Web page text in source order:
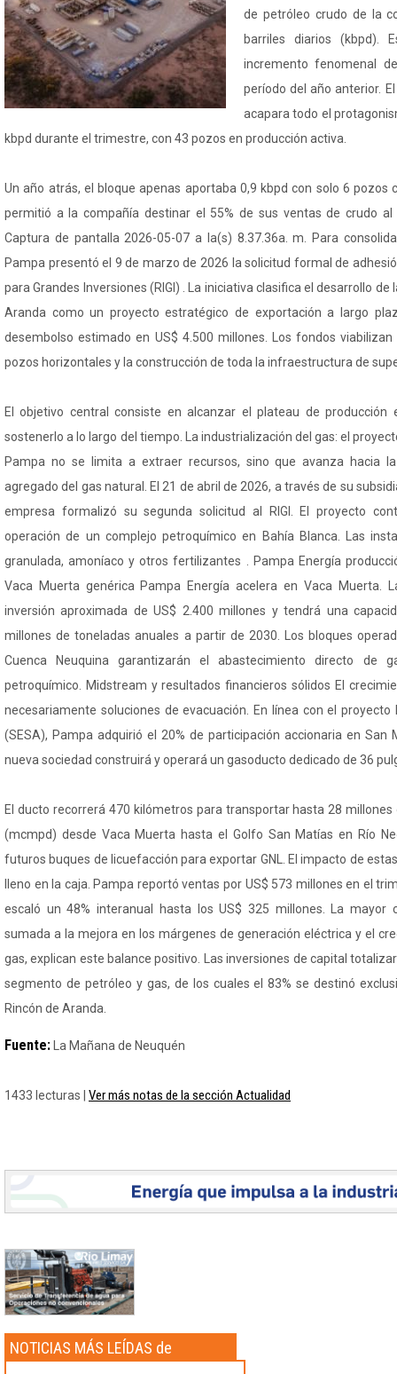
de petróleo crudo de la
barriles diarios (kbpd).
incremento fenomenal
período del año anterior.
acapara todo el
kbpd durante el trimestre, con 43 pozos en producción activa.
Un año atrás, el bloque apenas aportaba 0,9 kbpd con solo 6 pozos
permitió a la compañía destinar el 55% de sus ventas de crudo al
Captura de pantalla 2026-05-07 a la(s) 8.37.36a. m. Para
Pampa presentó el 9 de marzo de 2026 la solicitud formal de
para Grandes Inversiones (RIGI) . La iniciativa clasifica el desarrollo
Aranda como un proyecto estratégico de exportación a largo
desembolso estimado en US$ 4.500 millones. Los fondos
pozos horizontales y la construcción de toda la infraestructura de
El objetivo central consiste en alcanzar el plateau de
sostenerlo a lo largo del tiempo. La industrialización del gas: el
Pampa no se limita a extraer recursos, sino que avanza hacia
agregado del gas natural. El 21 de abril de 2026, a través de su
empresa formalizó su segunda solicitud al RIGI. El proyecto
operación de un complejo petroquímico en Bahía Blanca. Las
granulada, amoníaco y otros fertilizantes . Pampa Energía
Vaca Muerta genérica Pampa Energía acelera en Vaca Muerta.
inversión aproximada de US$ 2.400 millones y tendrá una
millones de toneladas anuales a partir de 2030. Los bloques
Cuenca Neuquina garantizarán el abastecimiento directo de
petroquímico. Midstream y resultados financieros sólidos El
necesariamente soluciones de evacuación. En línea con el proyecto
(SESA), Pampa adquirió el 20% de participación accionaria en San
nueva sociedad construirá y operará un gasoducto dedicado de 36
El ducto recorrerá 470 kilómetros para transportar hasta 28
(mcmpd) desde Vaca Muerta hasta el Golfo San Matías en Río
futuros buques de licuefacción para exportar GNL. El impacto de
lleno en la caja. Pampa reportó ventas por US$ 573 millones en el
escaló un 48% interanual hasta los US$ 325 millones. La mayor
sumada a la mejora en los márgenes de generación eléctrica y el
gas, explican este balance positivo. Las inversiones de capital
segmento de petróleo y gas, de los cuales el 83% se destinó
Rincón de Aranda.
Fuente: La Mañana de Neuquén
1433 lecturas | Ver más notas de la sección Actualidad
NOTICIAS MÁS LEÍDAS de
Actualidad